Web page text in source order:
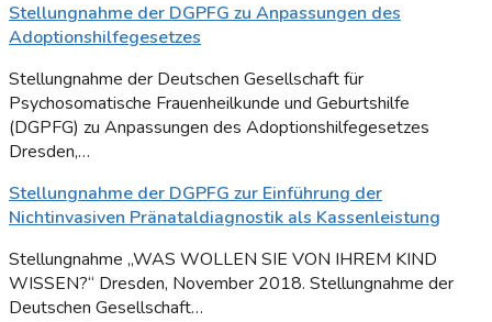
Stellungnahme der DGPFG zu Anpassungen des
Adoptionshilfegesetzes
Stellungnahme der Deutschen Gesellschaft für
Psychosomatische Frauenheilkunde und Geburtshilfe
(DGPFG) zu Anpassungen des Adoptionshilfegesetzes
Dresden,…
Stellungnahme der DGPFG zur Einführung der
Nichtinvasiven Pränataldiagnostik als Kassenleistung
Stellungnahme „WAS WOLLEN SIE VON IHREM KIND
WISSEN?“ Dresden, November 2018. Stellungnahme der
Deutschen Gesellschaft…